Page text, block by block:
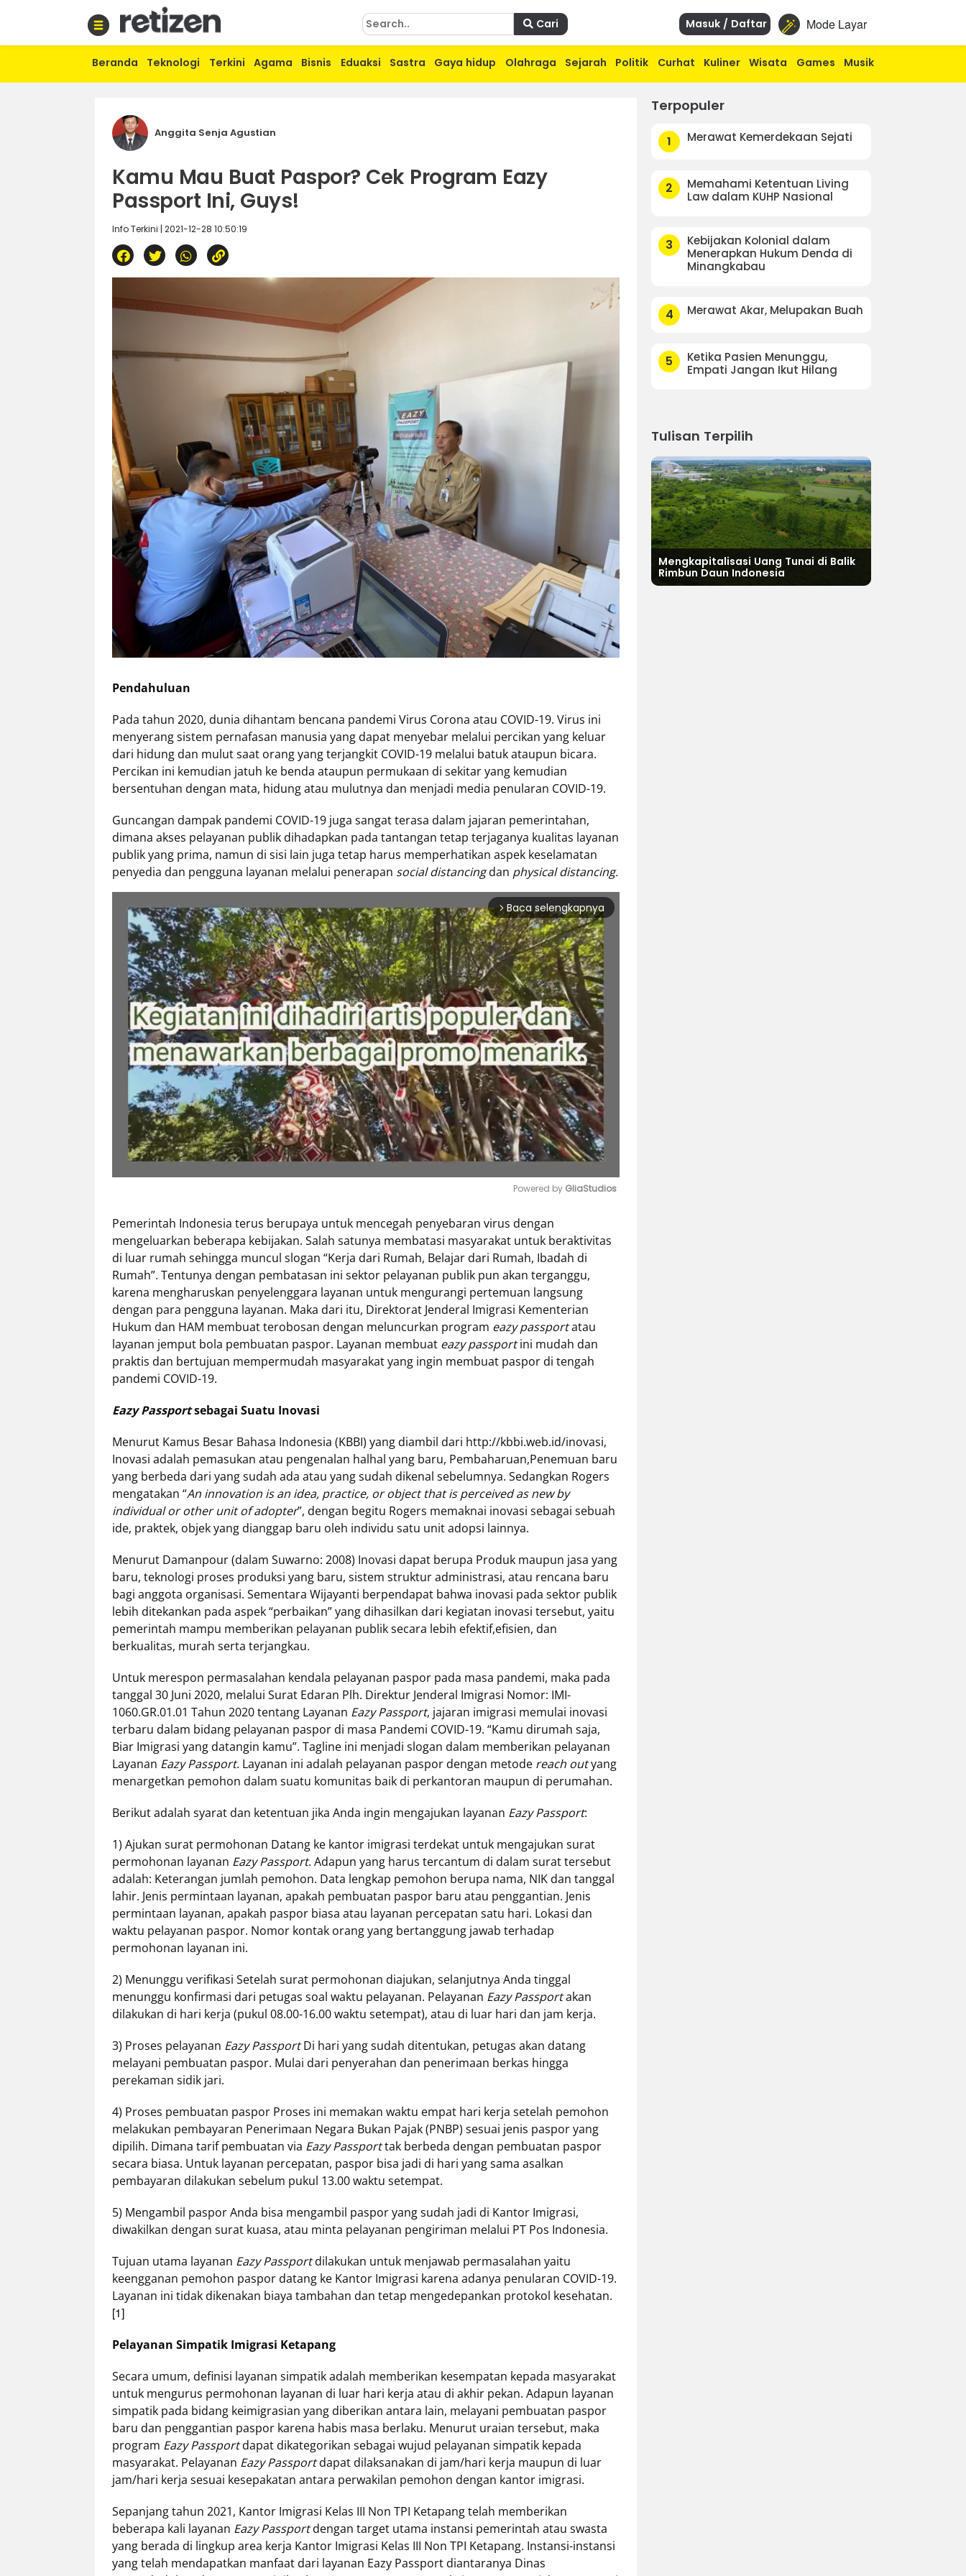
Mode Layar
Masuk / Daftar
Cari
Beranda Teknologi Terkini Agama Bisnis Eduaksi Sastra Gaya hidup Olahraga Sejarah Politik Curhat Kuliner Wisata Games Musik
Anggita Senja Agustian
Kamu Mau Buat Paspor? Cek Program Eazy
Passport Ini, Guys!
Info Terkini | 2021-12-28 10:50:19
Pendahuluan
Pada tahun 2020, dunia dihantam bencana pandemi Virus Corona atau COVID-19. Virus ini
menyerang sistem pernafasan manusia yang dapat menyebar melalui percikan yang keluar
dari hidung dan mulut saat orang yang terjangkit COVID-19 melalui batuk ataupun bicara.
Percikan ini kemudian jatuh ke benda ataupun permukaan di sekitar yang kemudian
bersentuhan dengan mata, hidung atau mulutnya dan menjadi media penularan COVID-19.
Guncangan dampak pandemi COVID-19 juga sangat terasa dalam jajaran pemerintahan,
dimana akses pelayanan publik dihadapkan pada tantangan tetap terjaganya kualitas layanan
publik yang prima, namun di sisi lain juga tetap harus memperhatikan aspek keselamatan
penyedia dan pengguna layanan melalui penerapan social distancingdan physical distancing.
arrow_forward_ios Baca selengkapnya
Mute
Powered by GliaStudios
Pemerintah Indonesia terus berupaya untuk mencegah penyebaran virus dengan
mengeluarkan beberapa kebijakan. Salah satunya membatasi masyarakat untuk beraktivitas
di luar rumah sehingga muncul slogan “Kerja dari Rumah, Belajar dari Rumah, Ibadah di
Rumah”. Tentunya dengan pembatasan ini sektor pelayanan publik pun akan terganggu,
karena mengharuskan penyelenggara layanan untuk mengurangi pertemuan langsung
dengan para pengguna layanan. Maka dari itu, Direktorat Jenderal Imigrasi Kementerian
Hukum dan HAM membuat terobosan dengan meluncurkan program eazy passportatau
layanan jemput bola pembuatan paspor. Layanan membuat eazy passportini mudah dan
praktis dan bertujuan mempermudah masyarakat yang ingin membuat paspor di tengah
pandemi COVID-19.
Eazy Passportsebagai Suatu Inovasi
Menurut Kamus Besar Bahasa Indonesia (KBBI) yang diambil dari http://kbbi.web.id/inovasi,
Inovasi adalah pemasukan atau pengenalan halhal yang baru, Pembaharuan,Penemuan baru
yang berbeda dari yang sudah ada atau yang sudah dikenal sebelumnya. Sedangkan Rogers
mengatakan “An innovation is an idea, practice, or object that is perceived as new by
individual or other unit of adopter”, dengan begitu Rogers memaknai inovasi sebagai sebuah
ide, praktek, objek yang dianggap baru oleh individu satu unit adopsi lainnya.
Menurut Damanpour (dalam Suwarno: 2008) Inovasi dapat berupa Produk maupun jasa yang
baru, teknologi proses produksi yang baru, sistem struktur administrasi, atau rencana baru
bagi anggota organisasi. Sementara Wijayanti berpendapat bahwa inovasi pada sektor publik
lebih ditekankan pada aspek “perbaikan” yang dihasilkan dari kegiatan inovasi tersebut, yaitu
pemerintah mampu memberikan pelayanan publik secara lebih efektif,efisien, dan
berkualitas, murah serta terjangkau.
Untuk merespon permasalahan kendala pelayanan paspor pada masa pandemi, maka pada
tanggal 30 Juni 2020, melalui Surat Edaran Plh. Direktur Jenderal Imigrasi Nomor: IMI-
1060.GR.01.01 Tahun 2020 tentang Layanan Eazy Passport, jajaran imigrasi memulai inovasi
terbaru dalam bidang pelayanan paspor di masa Pandemi COVID-19. “Kamu dirumah saja,
Biar Imigrasi yang datangin kamu”. Tagline ini menjadi slogan dalam memberikan pelayanan
Layanan Eazy Passport. Layanan ini adalah pelayanan paspor dengan metode reach outyang
menargetkan pemohon dalam suatu komunitas baik di perkantoran maupun di perumahan.
Berikut adalah syarat dan ketentuan jika Anda ingin mengajukan layanan Eazy Passport:
1) Ajukan surat permohonan Datang ke kantor imigrasi terdekat untuk mengajukan surat
permohonan layanan Eazy Passport. Adapun yang harus tercantum di dalam surat tersebut
adalah: Keterangan jumlah pemohon. Data lengkap pemohon berupa nama, NIK dan tanggal
lahir. Jenis permintaan layanan, apakah pembuatan paspor baru atau penggantian. Jenis
permintaan layanan, apakah paspor biasa atau layanan percepatan satu hari. Lokasi dan
waktu pelayanan paspor. Nomor kontak orang yang bertanggung jawab terhadap
permohonan layanan ini.
2) Menunggu verifikasi Setelah surat permohonan diajukan, selanjutnya Anda tinggal
menunggu konfirmasi dari petugas soal waktu pelayanan. Pelayanan Eazy Passportakan
dilakukan di hari kerja (pukul 08.00-16.00 waktu setempat), atau di luar hari dan jam kerja.
3) Proses pelayanan Eazy PassportDi hari yang sudah ditentukan, petugas akan datang
melayani pembuatan paspor. Mulai dari penyerahan dan penerimaan berkas hingga
perekaman sidik jari.
4) Proses pembuatan paspor Proses ini memakan waktu empat hari kerja setelah pemohon
melakukan pembayaran Penerimaan Negara Bukan Pajak (PNBP) sesuai jenis paspor yang
dipilih. Dimana tarif pembuatan via Eazy Passporttak berbeda dengan pembuatan paspor
secara biasa. Untuk layanan percepatan, paspor bisa jadi di hari yang sama asalkan
pembayaran dilakukan sebelum pukul 13.00 waktu setempat.
5) Mengambil paspor Anda bisa mengambil paspor yang sudah jadi di Kantor Imigrasi,
diwakilkan dengan surat kuasa, atau minta pelayanan pengiriman melalui PT Pos Indonesia.
Tujuan utama layanan Eazy Passportdilakukan untuk menjawab permasalahan yaitu
keengganan pemohon paspor datang ke Kantor Imigrasi karena adanya penularan COVID-19.
Layanan ini tidak dikenakan biaya tambahan dan tetap mengedepankan protokol kesehatan.
[1]
Pelayanan Simpatik Imigrasi Ketapang
Secara umum, definisi layanan simpatik adalah memberikan kesempatan kepada masyarakat
untuk mengurus permohonan layanan di luar hari kerja atau di akhir pekan. Adapun layanan
simpatik pada bidang keimigrasian yang diberikan antara lain, melayani pembuatan paspor
baru dan penggantian paspor karena habis masa berlaku. Menurut uraian tersebut, maka
program Eazy Passportdapat dikategorikan sebagai wujud pelayanan simpatik kepada
masyarakat. Pelayanan Eazy Passportdapat dilaksanakan di jam/hari kerja maupun di luar
jam/hari kerja sesuai kesepakatan antara perwakilan pemohon dengan kantor imigrasi.
Sepanjang tahun 2021, Kantor Imigrasi Kelas III Non TPI Ketapang telah memberikan
beberapa kali layanan Eazy Passportdengan target utama instansi pemerintah atau swasta
yang berada di lingkup area kerja Kantor Imigrasi Kelas III Non TPI Ketapang. Instansi-instansi
yang telah mendapatkan manfaat dari layanan Eazy Passport diantaranya Dinas
Terpopuler
1 Merawat Kemerdekaan Sejati
2
Memahami Ketentuan Living
Law dalam KUHP Nasional
3
Kebijakan Kolonial dalam
Menerapkan Hukum Denda di
Minangkabau
4 Merawat Akar, Melupakan Buah
5
Ketika Pasien Menunggu,
Empati Jangan Ikut Hilang
Tulisan Terpilih
Mengkapitalisasi Uang Tunai di Balik
Rimbun Daun Indonesia
Olahraga
ihram.republika.co.id
rejabar.republika.co.id
repjogja.republika.co.id